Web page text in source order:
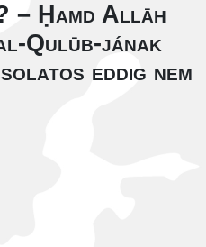
– Ḥamd Allāh
Qulūb-jának
eddig nem